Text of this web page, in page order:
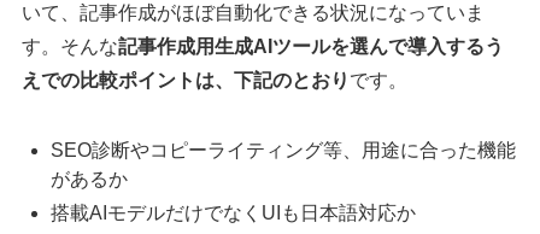
いて、記事作成がほぼ自動化できる状況になっていま
す。そんな記事作成用生成AIツールを選んで導入するう
えでの比較ポイントは、下記のとおり です。
SEO診断やコピーライティング等、用途に合った機能
があるか
搭載AIモデルだけでなくUIも日本語対応か